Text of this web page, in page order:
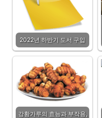
2022년 하반기 도서 구입
강황가루의 효능과 부작용,